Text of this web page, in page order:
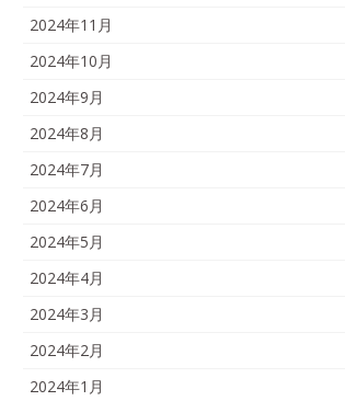
2024年11月
2024年10月
2024年9月
2024年8月
2024年7月
2024年6月
2024年5月
2024年4月
2024年3月
2024年2月
2024年1月